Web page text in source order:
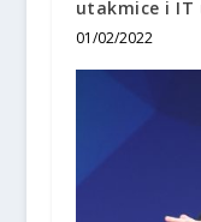
utakmice i IT
01/02/2022